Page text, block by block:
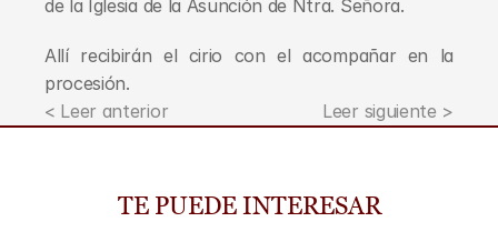
de la Iglesia de la Asunción de Ntra. Señora.
Allí recibirán el cirio con el acompañar en la
procesión.
< Leer anterior
Leer siguiente >
TE PUEDE INTERESAR